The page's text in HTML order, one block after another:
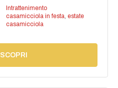
Intrattenimento
casamicciola in festa estate
casamicciola
SCOPRI